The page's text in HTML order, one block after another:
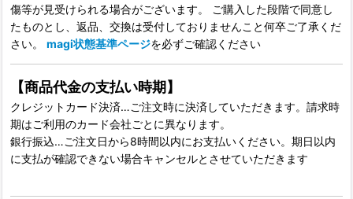
傷等が見受けられる場合がございます。 ご購入した段階で同意し
たものとし、返品、交換は受付しておりませんこと何卒ご了承くだ
さい。 magi状態基準ページを必ずご確認ください
【商品代金の支払い時期】
クレジットカード決済…ご注文時に決済していただきます。請求時
期はご利用のカード会社ごとに異なります。
銀行振込…ご注文日から8時間以内にお支払いください。期日以内
に支払が確認できない場合キャンセルとさせていただきます